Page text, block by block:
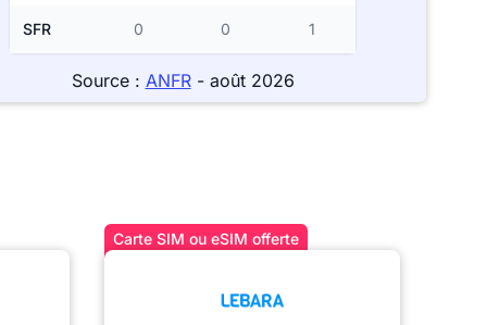
SFR 0 0 1
Source : ANFR- août 2026
Carte SIM ou eSIM offerte